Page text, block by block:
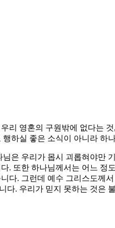
리 영혼의 구원밖에 없다는
하실 좋은 소식이 아니라 하
은 우리가 몹시 괴롭혀야만
. 또한 하나님께서는 어느 정
다. 그런데 예수 그리스도께
. 우리가 믿지 못하는 것은